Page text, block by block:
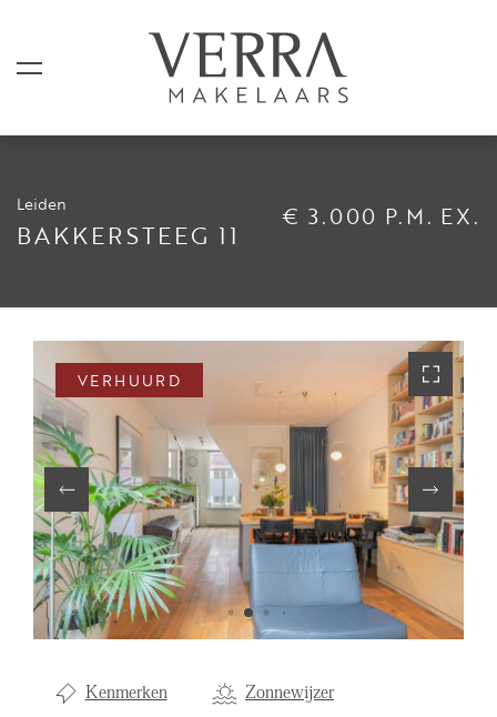
Leiden
BAKKERSTEEG 11
€ 3.000 P.M. EX.
VERHUURD
Kenmerken Zonnewijzer
AANBOD
Shortstay
Verkocht
Verhuurd
DIENSTEN
Aanhuur
Aankoop
Beheer
Verkoop